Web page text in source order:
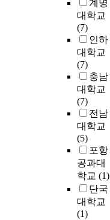
계명
대학교
(7)
인하
대학교
(7)
충남
대학교
(7)
전남
대학교
(5)
포항
공과대
학교 (1)
단국
대학교
(1)